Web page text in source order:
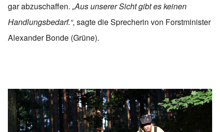
gar abzuschaffen. „Aus unserer Sicht gibt es keinen
Handlungsbedarf.“, sagte die Sprecherin von Forstminister
Alexander Bonde (Grüne).